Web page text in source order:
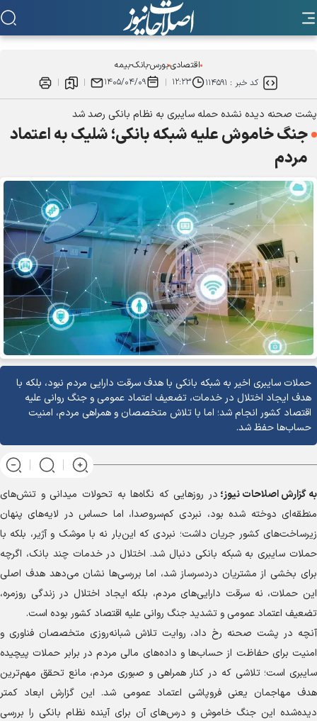
اقتصادیبورس-بانک-بیمه
کد خبر : ۱۱۴۵۹۱ ۱۲:۲۳ ۱۴۰۵/۰۴/۰۹
پشت صحنه دیده نشده حمله سایبری به نظام بانکی رصد شد
جنگ خاموش علیه شبکه بانکی؛ شلیک به اعتماد
مردم
حملات سایبری اخیر به شبکه بانکی با هدف سرقت دارایی مردم نبود، بلکه با
هدف ایجاد اختلال در خدمات، تضعیف اعتماد عمومی و جنگ روانی علیه
اقتصاد کشور انجام شد؛ اما با تلاش متخصصان و همراهی مردم، امنیت
حساب‌ها حفظ شد.
به گزارشاصلاحات نیوز؛ در روز‌هایی که نگاه‌ها به تحولات میدانی و تنش‌های
منطقه‌ای دوخته شده بود، نبردی کم‌سروصدا، اما حساس در لایه‌های پنهان
زیرساخت‌های کشور جریان داشت؛ نبردی که این‌بار نه با موشک و آژیر، بلکه با
حملات سایبری به شبکه بانکی دنبال شد. اختلال در خدمات چند بانک، اگرچه
برای بخشی از مشتریان دردسرساز شد، اما بررسی‌ها نشان می‌دهد هدف اصلی
این حملات، نه سرقت دارایی‌های مردم، بلکه ایجاد اختلال در زندگی روزمره،
تضعیف اعتماد عمومی و تشدید جنگ روانی علیه اقتصاد کشور بوده است.
آنچه در پشت صحنه رخ داد، روایت تلاش شبانه‌روزی متخصصان فناوری و
امنیت برای حفاظت از حساب‌ها و داده‌های مالی مردم در برابر حملات پیچیده
سایبری است؛ تلاشی که در کنار همراهی و صبوری مردم، مانع تحقق مهم‌ترین
هدف مهاجمان یعنی فروپاشی اعتماد عمومی شد. این گزارش ابعاد کمتر
دیده‌شده این جنگ خاموش و درس‌های آن برای آینده نظام بانکی را بررسی